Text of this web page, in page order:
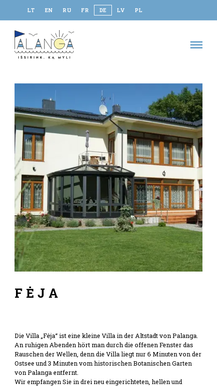
LT EN RU FR DE LV PL
FĖJA
Die Villa „Fėja“ ist eine kleine Villa in der Altstadt von Palanga.
An ruhigen Abenden hört man durch die offenen Fenster das
Rauschen der Wellen, denn die Villa liegt nur 6 Minuten von der
Ostsee und 3 Minuten vom historischen Botanischen Garten
von Palanga entfernt.
Wir empfangen Sie in drei neu eingerichteten, hellen und